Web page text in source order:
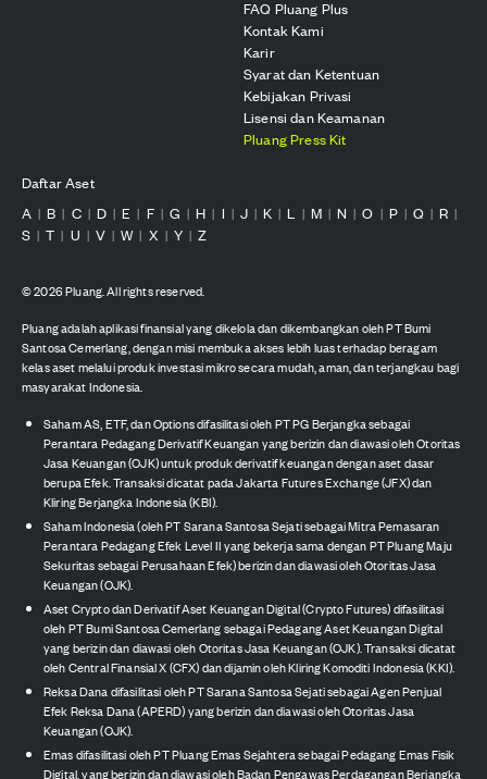
FAQ Pluang Plus
Kontak Kami
Karir
Syarat dan Ketentuan
Kebijakan Privasi
Lisensi dan Keamanan
Pluang Press Kit
Daftar Aset
A | B | C | D | E | F | G | H | I | J | K | L | M | N | O | P | Q | R |
S | T | U | V | W | X | Y | Z
©2026Pluang. All rights reserved.
Pluang adalah aplikasi finansial yang dikelola dan dikembangkan oleh PT Bumi
Santosa Cemerlang, dengan misi membuka akses lebih luas terhadap beragam
kelas aset melalui produk investasi mikro secara mudah, aman, dan terjangkau bagi
masyarakat Indonesia.
Saham AS, ETF, dan Options difasilitasi oleh PT PG Berjangka sebagai
Perantara Pedagang Derivatif Keuangan yang berizin dan diawasi oleh Otoritas
Jasa Keuangan (OJK) untuk produk derivatif keuangan dengan aset dasar
berupa Efek. Transaksi dicatat pada Jakarta Futures Exchange (JFX) dan
Kliring Berjangka Indonesia (KBI).
Saham Indonesia (oleh PT Sarana Santosa Sejati sebagai Mitra Pemasaran
Perantara Pedagang Efek Level II yang bekerja sama dengan PT Pluang Maju
Sekuritas sebagai Perusahaan Efek) berizin dan diawasi oleh Otoritas Jasa
Keuangan (OJK).
Aset Crypto dan Derivatif Aset Keuangan Digital (Crypto Futures) difasilitasi
oleh PT Bumi Santosa Cemerlang sebagai Pedagang Aset Keuangan Digital
yang berizin dan diawasi oleh Otoritas Jasa Keuangan (OJK). Transaksi dicatat
oleh Central Finansial X (CFX) dan dijamin oleh Kliring Komoditi Indonesia (KKI).
Reksa Dana difasilitasi oleh PT Sarana Santosa Sejati sebagai Agen Penjual
Efek Reksa Dana (APERD) yang berizin dan diawasi oleh Otoritas Jasa
Keuangan (OJK).
Emas difasilitasi oleh PT Pluang Emas Sejahtera sebagai Pedagang Emas Fisik
Digital, yang berizin dan diawasi oleh Badan Pengawas Perdagangan Berjangka